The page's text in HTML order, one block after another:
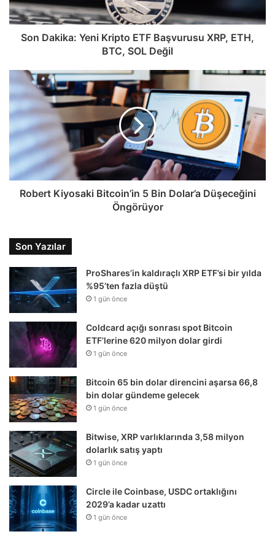
Son Dakika: Yeni Kripto ETF Başvurusu XRP, ETH,
BTC, SOL Değil
Robert Kiyosaki Bitcoin’in 5 Bin Dolar’a Düşeceğini
Öngörüyor
Son Yazılar
ProShares’in kaldıraçlı XRP ETF’si bir yılda
%95’ten fazla düştü
1 gün önce
Coldcard açığı sonrası spot Bitcoin
ETF’lerine 620 milyon dolar girdi
1 gün önce
Bitcoin 65 bin dolar direncini aşarsa 66,8
bin dolar gündeme gelecek
1 gün önce
Bitwise, XRP varlıklarında 3,58 milyon
dolarlık satış yaptı
1 gün önce
Circle ile Coinbase, USDC ortaklığını
2029’a kadar uzattı
1 gün önce